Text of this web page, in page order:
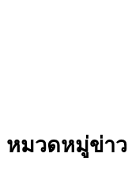
หมวดหมู่ข่าว